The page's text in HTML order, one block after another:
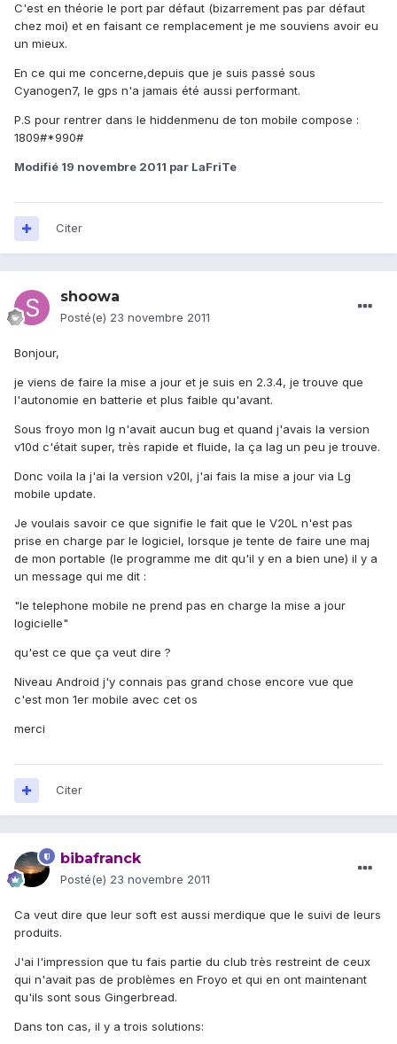
C'est en théorie le port par défaut (bizarrement pas par défaut
chez moi) et en faisant ce remplacement je me souviens avoir eu
un mieux.
En ce qui me concerne,depuis que je suis passé sous
Cyanogen7, le gps n'a jamais été aussi performant.
P.S pour rentrer dans le hiddenmenu de ton mobile compose :
1809#*990#
Modifié 19 novembre 2011 par LaFriTe
Citer
shoowa
Posté(e) 23 novembre 2011
Bonjour,
je viens de faire la mise a jour et je suis en 2.3.4, je trouve que
l'autonomie en batterie et plus faible qu'avant.
Sous froyo mon lg n'avait aucun bug et quand j'avais la version
v10d c'était super, très rapide et fluide, la ça lag un peu je trouve.
Donc voila la j'ai la version v20l, j'ai fais la mise a jour via Lg
mobile update.
Je voulais savoir ce que signifie le fait que le V20L n'est pas
prise en charge par le logiciel, lorsque je tente de faire une maj
de mon portable (le programme me dit qu'il y en a bien une) il y a
un message qui me dit :
"le telephone mobile ne prend pas en charge la mise a jour
logicielle"
qu'est ce que ça veut dire ?
Niveau Android j'y connais pas grand chose encore vue que
c'est mon 1er mobile avec cet os
merci
Citer
bibafranck
Posté(e) 23 novembre 2011
Ca veut dire que leur soft est aussi merdique que le suivi de leurs
produits.
J'ai l'impression que tu fais partie du club très restreint de ceux
qui n'avait pas de problèmes en Froyo et qui en ont maintenant
qu'ils sont sous Gingerbread.
Dans ton cas, il y a trois solutions: